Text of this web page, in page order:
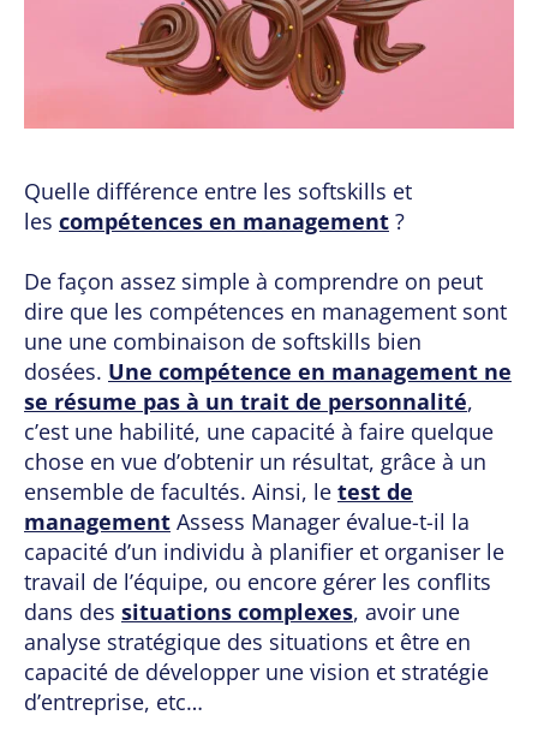
Quelle différence entre les softskills et
les compétences en management ?
De façon assez simple à comprendre on peut
dire que les compétences en management sont
une une combinaison de softskills bien
dosées. Une compétence en management ne
se résume pas à un trait de personnalité,
c’est une habilité, une capacité à faire quelque
chose en vue d’obtenir un résultat, grâce à un
ensemble de facultés. Ainsi, le test de
management Assess Manager évalue-t-il la
capacité d’un individu à planifier et organiser le
travail de l’équipe, ou encore gérer les conflits
dans des situations complexes, avoir une
analyse stratégique des situations et être en
capacité de développer une vision et stratégie
d’entreprise, etc…